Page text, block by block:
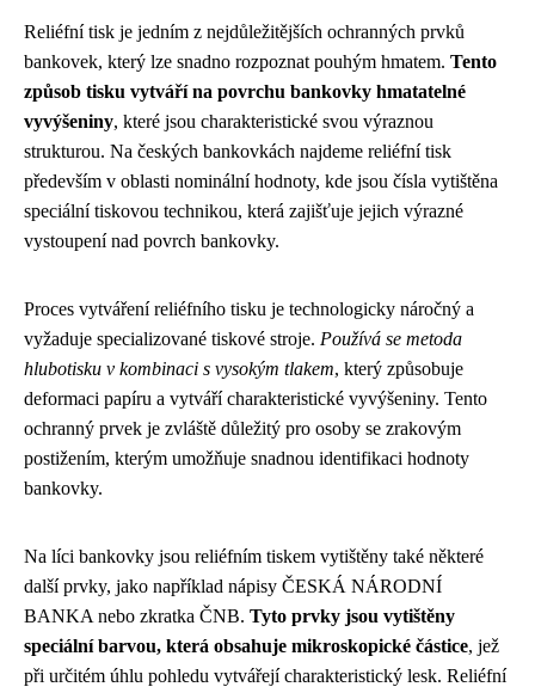
Reliéfní tisk je jedním z nejdůležitějších ochranných prvků
bankovek, který lze snadno rozpoznat pouhým hmatem. Tento
způsob tisku vytváří na povrchu bankovky hmatatelné
vyvýšeniny, které jsou charakteristické svou výraznou
strukturou. Na českých bankovkách najdeme reliéfní tisk
především v oblasti nominální hodnoty, kde jsou čísla vytištěna
speciální tiskovou technikou, která zajišťuje jejich výrazné
vystoupení nad povrch bankovky.
Proces vytváření reliéfního tisku je technologicky náročný a
vyžaduje specializované tiskové stroje. Používá se metoda
hlubotisku v kombinaci s vysokým tlakem, který způsobuje
deformaci papíru a vytváří charakteristické vyvýšeniny. Tento
ochranný prvek je zvláště důležitý pro osoby se zrakovým
postižením, kterým umožňuje snadnou identifikaci hodnoty
bankovky.
Na líci bankovky jsou reliéfním tiskem vytištěny také některé
další prvky, jako například nápisy ČESKÁ NÁRODNÍ
BANKA nebo zkratka ČNB. Tyto prvky jsou vytištěny
speciální barvou, která obsahuje mikroskopické částice, jež
při určitém úhlu pohledu vytvářejí charakteristický lesk. Reliéfní